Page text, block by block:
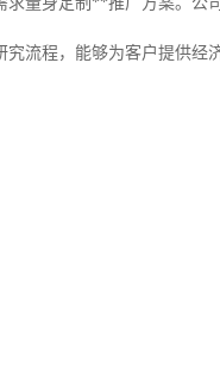
流程，能够为客户提供经